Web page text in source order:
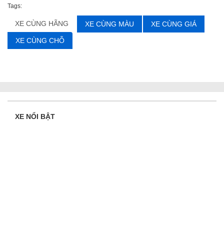
Tags:
XE CÙNG HÃNG XE CÙNG MÀU XE CÙNG GIÁ
XE CÙNG CHỖ
XE NỔI BẬT